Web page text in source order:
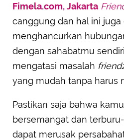
Fimela.com, Jakarta
canggung dan hal ini juga
menghancurkan
dengan sahabatmu
mengatasi masalah
yang mudah tanpa harus
Pastikan saja bahwa
bersemangat dan
dapat merusak